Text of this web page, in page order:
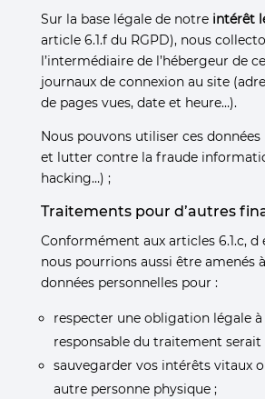
Sur la base légale de notre intérêt
article 6.1.f du RGPD), nous
l’intermédiaire de l’hébergeur de
journaux de connexion au site
de pages vues, date et heure…).
Nous pouvons utiliser ces
et lutter contre la fraude
hacking…) ;
Traitements pour d’autres
Conformément aux articles 6.1.c, d
nous pourrions aussi être amenés
données personnelles pour :
respecter une obligation légale
responsable du traitement serait
sauvegarder vos intérêts vitaux
autre personne physique ;